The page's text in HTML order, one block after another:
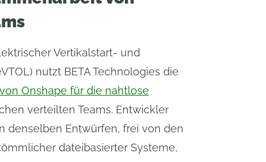
Vertikalstart- und
nutzt BETA Technologies die
Onshape für die nahtlose
verteilten Teams. Entwickler
denselben Entwürfen, frei von den
dateibasierter Systeme,